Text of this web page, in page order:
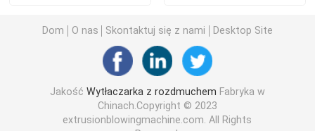
Forma do rozdmuchiwania
W pełni elektryczna maszyna do rozdmuchiwania
Dom O nas Skontaktuj się z nami Desktop Site
Jakość Wytłaczarka z rozdmuchem Fabryka w
Chinach.Copyright © 2023
extrusionblowingmachine.com. All Rights